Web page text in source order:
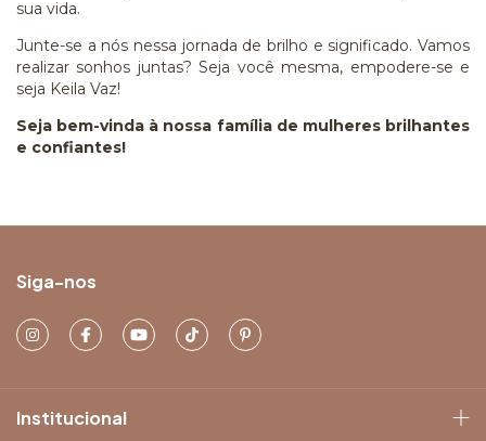
sua vida.
Junte-se a nós nessa jornada de brilho e significado. Vamos
realizar sonhos juntas? Seja você mesma, empodere-se e
seja Keila Vaz!
Seja bem-vinda à nossa família de mulheres brilhantes
e confiantes!
Siga-nos
Institucional